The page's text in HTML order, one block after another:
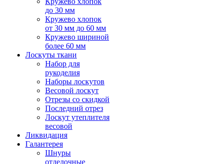
до 30 мм
Кружево хлопок
от 30 мм до 60 мм
Кружево шириной
более 60 мм
Лоскуты ткани
Набор для
рукоделия
Наборы лоскутов
Весовой лоскут
Отрезы со скидкой
Последний отрез
Лоскут утеплителя
весовой
Ликвидация
Галантерея
Шнуры
отделочные